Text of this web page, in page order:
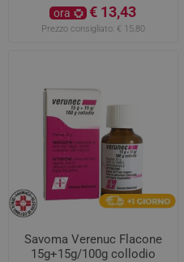
ora € 13,43
Prezzo consigliato: € 15,80
Savoma Verenuc Flacone
15g+15g/100g collodio